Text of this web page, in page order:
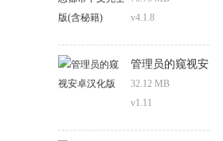
(含秘籍)
v4.1.8
管理员的窥视安
卓汉化版
32.12 MB
v1.11